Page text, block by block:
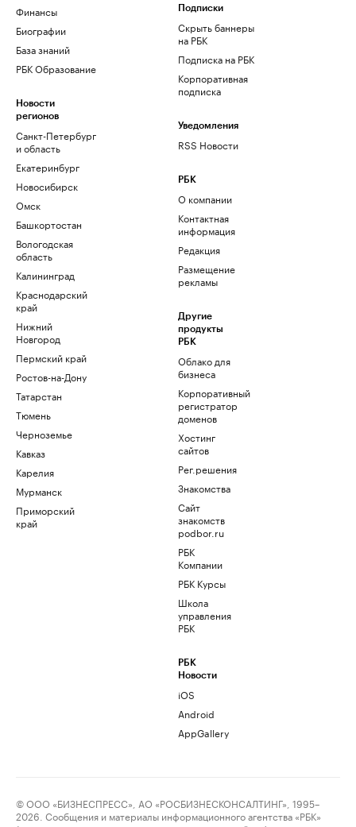
Финансы
Биографии
База знаний
РБК Образование
Новости
регионов
Санкт-Петербург
и область
Екатеринбург
Новосибирск
Омск
Башкортостан
Вологодская
область
Калининград
Краснодарский
край
Нижний
Новгород
Пермский край
Ростов-на-Дону
Татарстан
Тюмень
Черноземье
Кавказ
Карелия
Мурманск
Приморский
край
Подписки
Скрыть баннеры
на РБК
Подписка на РБК
Корпоративная
подписка
Уведомления
RSS Новости
РБК
О компании
Контактная
информация
Редакция
Размещение
рекламы
Другие
продукты
РБК
Облако для
бизнеса
Корпоративный
регистратор
доменов
Хостинг
сайтов
Рег.решения
Знакомства
Сайт
знакомств
podbor.ru
РБК
Компании
РБК Курсы
Школа
управления
РБК
РБК
Новости
iOS
Android
AppGallery
© ООО «БИЗНЕСПРЕСС», АО «РОСБИЗНЕСКОНСАЛТИНГ», 1995–
2026. Сообщения и материалы информационного агентства «РБК»